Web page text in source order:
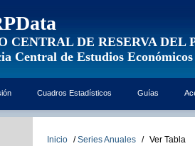
CENTRAL DE RESERVA DEL
Central de Estudios Económicos
Cuadros Estadísticos Guías
Inicio / Series Anuales / Ver Tabla